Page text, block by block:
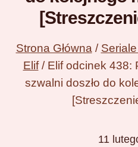
Strona Główna /
Elif / Elif odcinek 438:
szwalni doszło do
11